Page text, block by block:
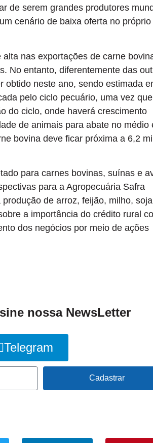
de serem grandes produtores
cenário de baixa oferta no próprio
nas exportações de carne
No entanto, diferentemente das
obtido neste ano, sendo estimada
pelo ciclo pecuário, uma vez
do ciclo, onde haverá crescimento
de animais para abate no médio
bovina deve ficar próxima a 6,2
para carnes bovinas, suínas e
para a Agropecuária Safra
de arroz, feijão, milho,
a importância do crédito rural
dos negócios por meio de ações
nossa NewsLetter
Telegram
Cadastrar